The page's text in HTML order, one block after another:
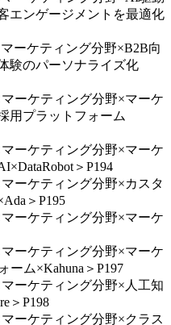
エンゲージメントを最適化
ーケティング分野×B2B向
験のパーソナライズ化
ーケティング分野×マーケ
用プラットフォーム
ーケティング分野×マーケ
＞P194
ーケティング分野×カスタ
＞P195
ーケティング分野×マーケ
ーケティング分野×マーケ
ーム×Kahuna＞P197
ーケティング分野×人工知
＞P198
ーケティング分野×クラス